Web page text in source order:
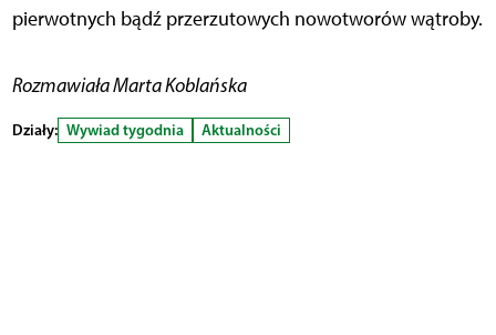
pierwotnych bądź przerzutowych nowotworów wątroby.
Rozmawiała Marta Koblańska
Działy: Wywiad tygodnia Aktualności